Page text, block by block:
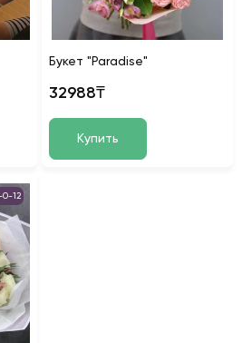
Букет "Paradise"
32988₸
Купить
0-12